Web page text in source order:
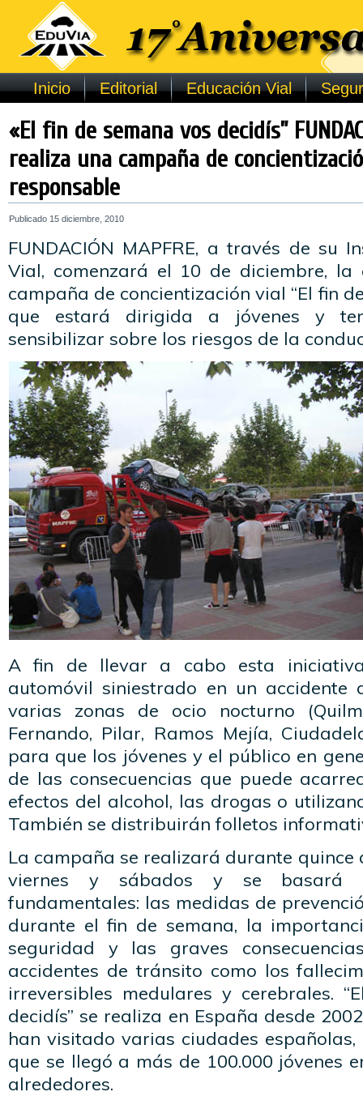
Inicio Editorial Educación Vial
«El fin de semana vos decidís”
realiza una campaña de
responsable
Publicado 15 diciembre, 2010
FUNDACIÓN MAPFRE, a través de su
Vial, comenzará el 10 de diciembre,
campaña de concientización vial “El fin
que estará dirigida a jóvenes y
sensibilizar sobre los riesgos de la
A fin de llevar a cabo esta
automóvil siniestrado en un accidente
varias zonas de ocio nocturno
Fernando, Pilar, Ramos Mejía,
para que los jóvenes y el público en
de las consecuencias que puede
efectos del alcohol, las drogas o
También se distribuirán folletos
La campaña se realizará durante quince
viernes y sábados y se basará
fundamentales: las medidas de
durante el fin de semana, la
seguridad y las graves
accidentes de tránsito como los
irreversibles medulares y cerebrales.
decidís” se realiza en España desde
han visitado varias ciudades
que se llegó a más de 100.000 jóvenes
alrededores.